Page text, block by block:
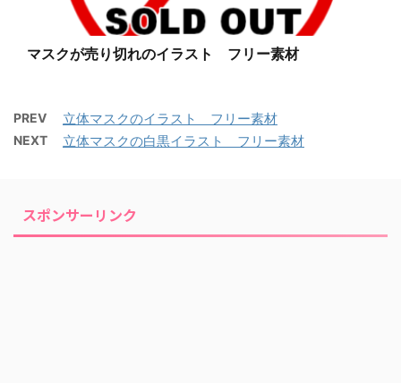
マスクが売り切れのイラスト フリー素材
PREV 立体マスクのイラスト フリー素材
NEXT 立体マスクの白黒イラスト フリー素材
スポンサーリンク